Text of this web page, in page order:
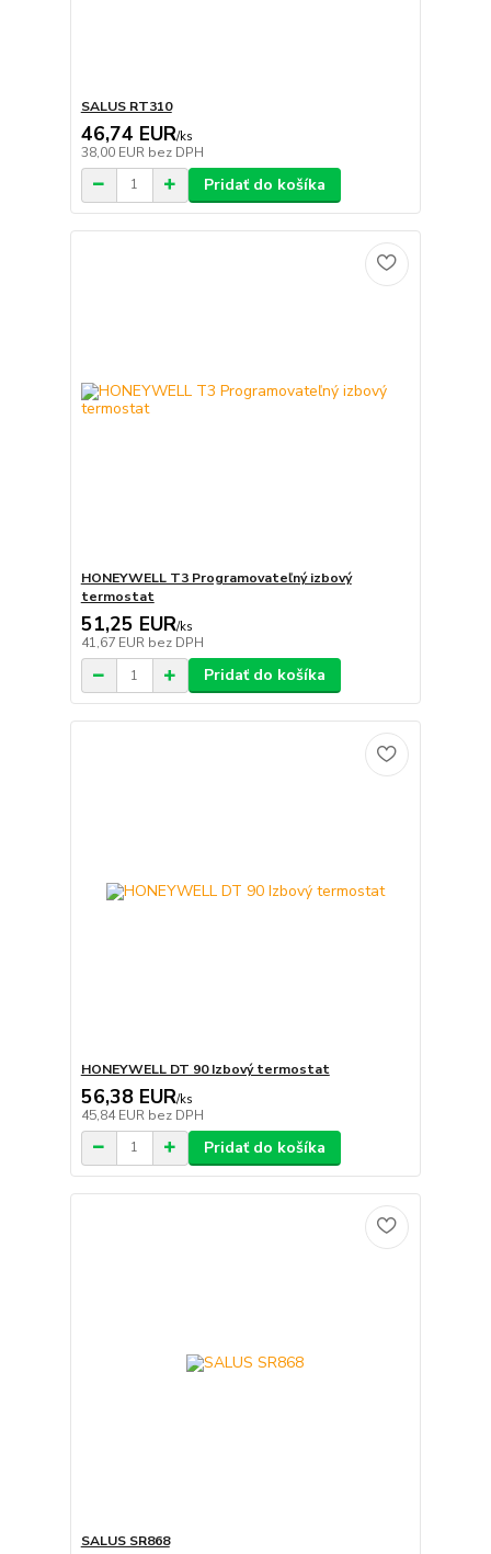
SALUS RT310
46,74 EUR/ks
38,00 EUR bez DPH
Pridať do košíka
HONEYWELL T3 Programovateľný izbový
termostat
51,25 EUR/ks
41,67 EUR bez DPH
Pridať do košíka
HONEYWELL DT 90 Izbový termostat
56,38 EUR/ks
45,84 EUR bez DPH
Pridať do košíka
SALUS SR868